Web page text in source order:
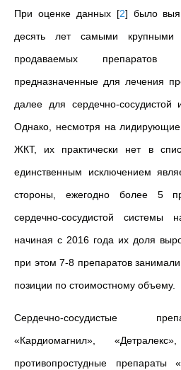
При оценке данных [2] было
десять лет самыми
продаваемых препаратов
предназначенные для лечения
далее для сердечно-сосудистой
Однако, несмотря на
ЖКТ, их практически нет в
единственным исключением
стороны, ежегодно более 5
сердечно-сосудистой системы
начиная с 2016 года их доля
при этом 7-8 препаратов
позиции по стоимостному объему.
Сердечно-сосудистые
«Кардиомагнил»,
противопростудные препараты